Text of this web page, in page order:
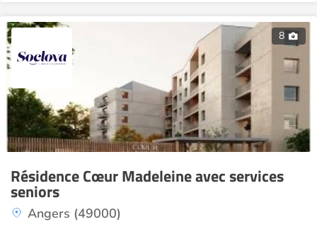
8
Résidence Cœur Madeleine avec services
seniors
Angers (49000)